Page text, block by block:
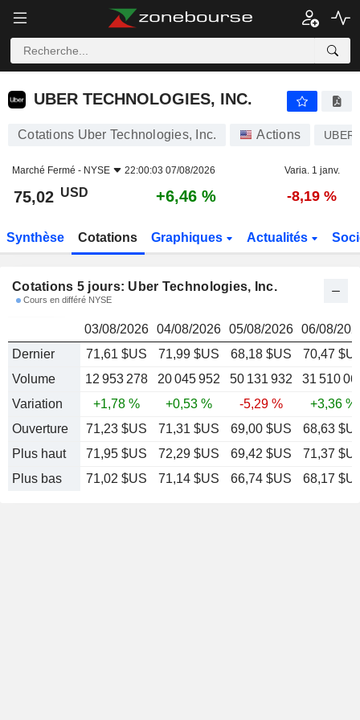
UBER TECHNOLOGIES, INC. 75,02
UBER TECHNOLOGIES, INC.
Cotations Uber Technologies, Inc. Actions UBER
Marché Fermé - NYSE 22:00:03 07/08/2026 Varia. 1 janv.
75,02 USD +6,46 % -8,19 %
Synthèse Cotations Graphiques Actualités
Cotations 5 jours: Uber Technologies, Inc.
Cours en différé NYSE
03/08/2026 04/08/2026 05/08/2026 06/08/
Dernier
71,61 $US 71,99 $US 68,18 $US
70,47
Volume
12 953 278 20 045 952 50 131 932
31 510
Variation
+1,78 % +0,53 % -5,29 %
+3,36 %
Ouverture
71,23 $US 71,31 $US 69,00 $US
68,63
Plus haut
71,95 $US 72,29 $US 69,42 $US
71,37
Plus bas
71,02 $US 71,14 $US 66,74 $US 68,17